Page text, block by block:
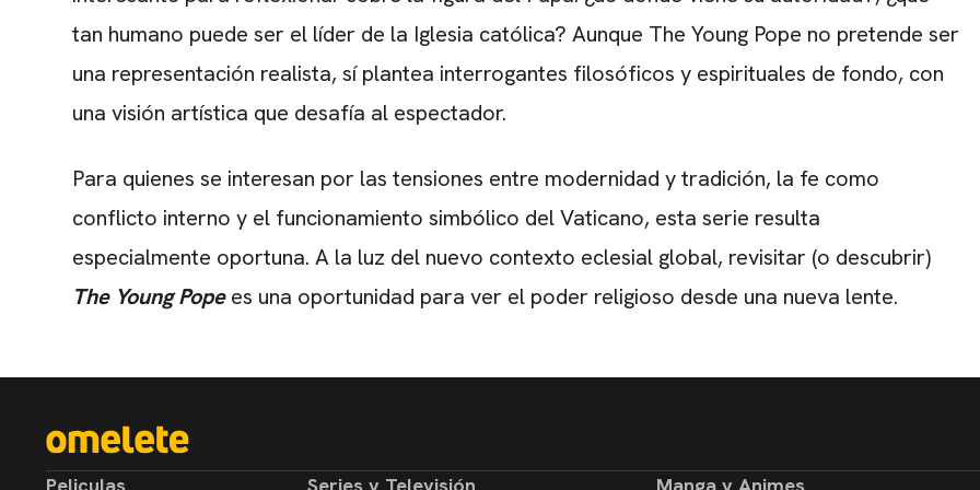
tan humano puede ser el líder de la Iglesia católica? Aunque The Young Pope no pretende ser
una representación realista, sí plantea interrogantes filosóficos y espirituales de fondo, con
una visión artística que desafía al espectador.
Para quienes se interesan por las tensiones entre modernidad y tradición, la fe como
conflicto interno y el funcionamiento simbólico del Vaticano, esta serie resulta
especialmente oportuna. A la luz del nuevo contexto eclesial global, revisitar (o descubrir)
The Young Pope es una oportunidad para ver el poder religioso desde una nueva lente.